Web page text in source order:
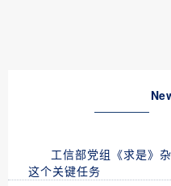
工信部党组《求是》
这个关键任务